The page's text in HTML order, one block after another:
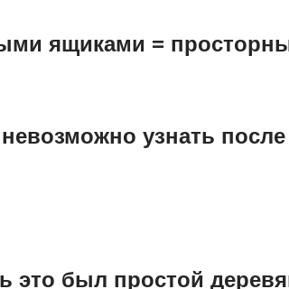
ящиками =
узнать после
это был простой